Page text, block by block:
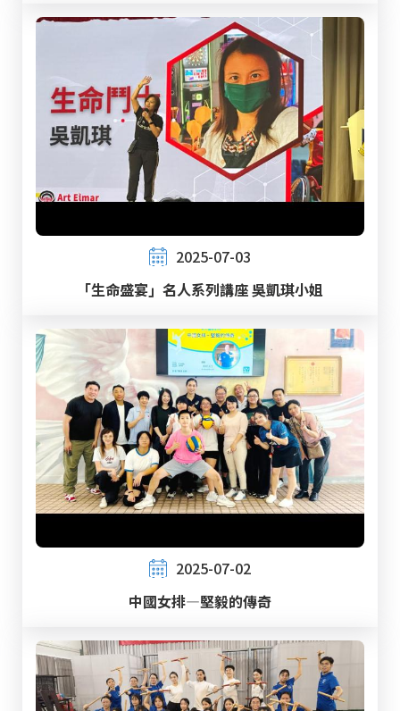
2025-07-03
「生命盛宴」名人系列講座 吳凱琪小姐
2025-07-02
中國女排—堅毅的傳奇